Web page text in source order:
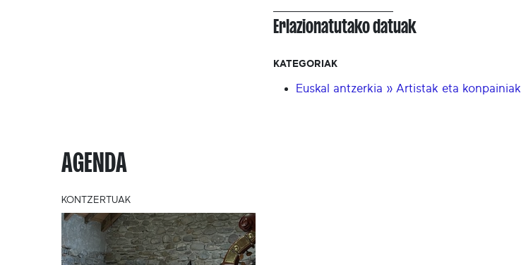
Erlazionatutako datuak
KATEGORIAK
Euskal antzerkia » Artistak eta konpainiak
AGENDA
KONTZERTUAK